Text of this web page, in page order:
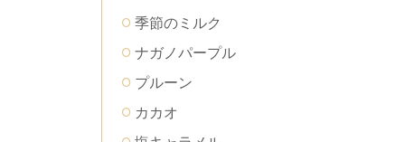
季節のミルク
ナガノパープル
プルーン
カカオ